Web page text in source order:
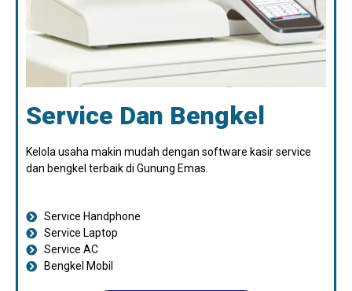
Service Dan Bengkel
Kelola usaha makin mudah dengan software kasir service
dan bengkel terbaik di Gunung Emas.
Service Handphone
Service Laptop
Service AC
Bengkel Mobil